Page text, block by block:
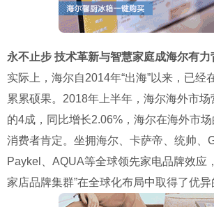
永不止步 技术革新与智慧家庭成海尔有力
实际上，海尔自2014年“出海”以来，已经
累累硕果。2018年上半年，海尔海外市
的4成，同比增长2.06%，海尔在海外市
消费者肯定。坐拥海尔、卡萨帝、统帅、
Paykel、AQUA等全球领先家电品牌效应
家店品牌集群”在全球化布局中取得了优异